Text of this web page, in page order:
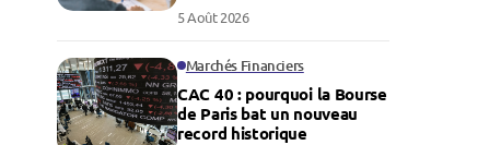
5 Août 2026
Marchés Financiers
CAC 40 : pourquoi la Bourse
de Paris bat un nouveau
record historique